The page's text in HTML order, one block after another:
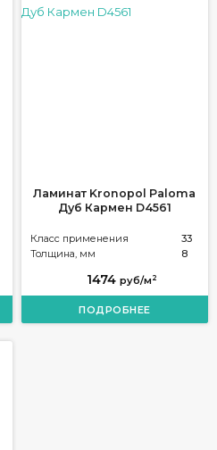
Ламинат Kronopol Paloma
Дуб Кармен D4561
Класс применения
33
Толщина, мм
8
1474 руб/м 2
ПОДРОБНЕЕ